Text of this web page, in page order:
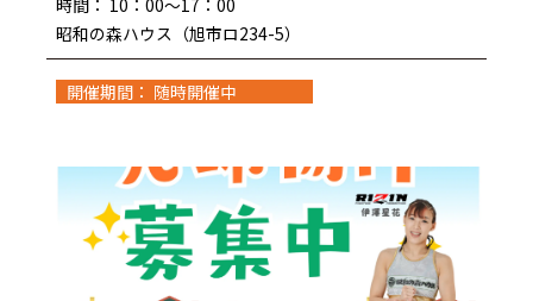
時間： 10：00～17：00
昭和の森ハウス（旭市ロ234-5）
開催期間： 随時開催中